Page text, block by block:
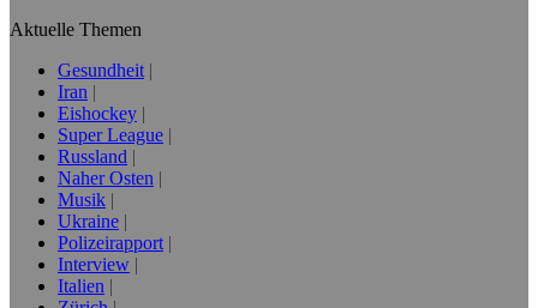
Aktuelle Themen
Gesundheit
Iran
Eishockey
Super League
Russland
Naher Osten
Musik
Ukraine
Polizeirapport
Interview
Italien